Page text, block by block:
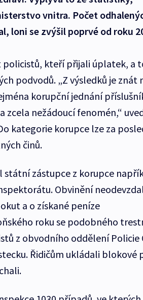
vnitra. Počet
loni se zvýšil poprvé od roku
kteří přijali úplatek, a
podvodů. „Z výsledků je
korupční jednání
zcela nežádoucí fenomén,“
kategorie korupce lze za
činů.
státní zástupce z korupce
Obvinění
a o získané peníze
roku se podobného
z obvodního oddělení Policie
Řidičům ukládali blokové